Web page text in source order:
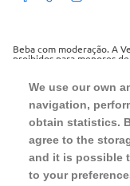
We use our own
navigation,
obtain statistics.
agree to the
and it is possible
to your
Termos de Uso
Política de trocas
Regulamento
Beba com moderação. A
proibidos para menores
notificação. Caso falte
correspondente não será
aceito somente CPF de
pessoas juridicas utilizando
WMB SUPERMERCADOS
CNPJ sob o n°
Barueri, SP, CEP 06460-